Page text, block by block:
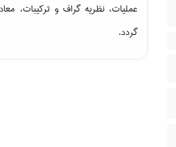
عملیات، نظریه گراف و تركیبات،
گردد.